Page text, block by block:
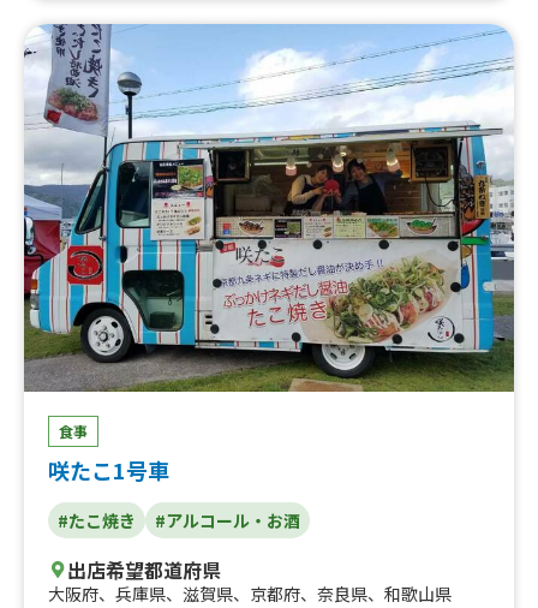
カップアイス、アイスフロート、たこせん、焼きそば、フ
ルーツサンド、たこ焼き
食事
咲たこ1号車
#たこ焼き #アルコール・お酒
出店希望都道府県
大阪府、 兵庫県、 滋賀県、 京都府、 奈良県、 和歌山県